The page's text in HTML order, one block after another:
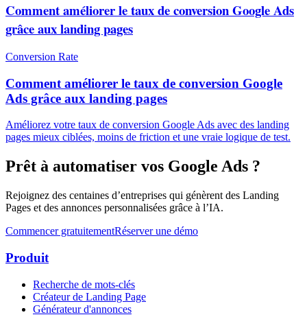
Comment améliorer le taux de conversion Google Ads
grâce aux landing pages
Conversion Rate
Comment améliorer le taux de conversion Google
Ads grâce aux landing pages
Améliorez votre taux de conversion Google Ads avec des landing
pages mieux ciblées, moins de friction et une vraie logique de test.
Prêt à automatiser vos Google Ads ?
Rejoignez des centaines d’entreprises qui génèrent des Landing
Pages et des annonces personnalisées grâce à l’IA.
Commencer gratuitementRéserver une démo
Produit
Recherche de mots-clés
Créateur de Landing Page
Générateur d'annonces